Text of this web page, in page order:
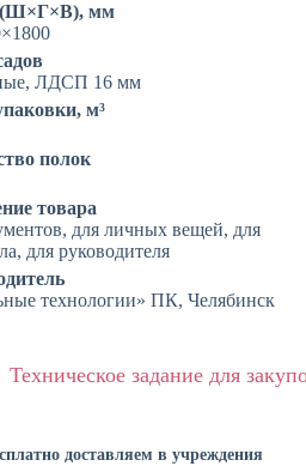
(Ш×Г×В), мм
ЛДСП 16 мм
м³
полок
товара
для личных вещей, для
для руководителя
технологии» ПК, Челябинск
Техническое задание для
доставляем в учреждения